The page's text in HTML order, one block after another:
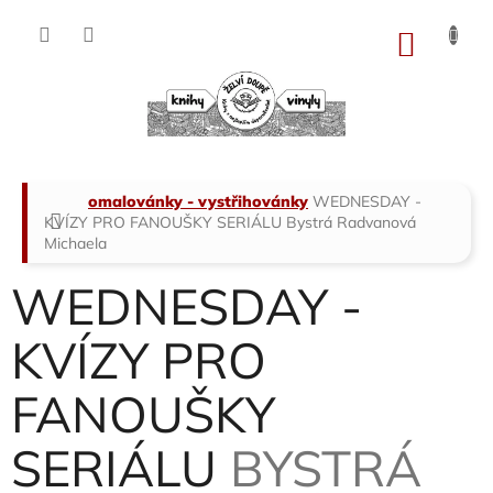
Domů
omalovánky - vystřihovánky WEDNESDAY -
KVÍZY PRO FANOUŠKY SERIÁLU Bystrá Radvanová
Michaela
WEDNESDAY -
KVÍZY PRO
FANOUŠKY
SERIÁLU BYSTRÁ